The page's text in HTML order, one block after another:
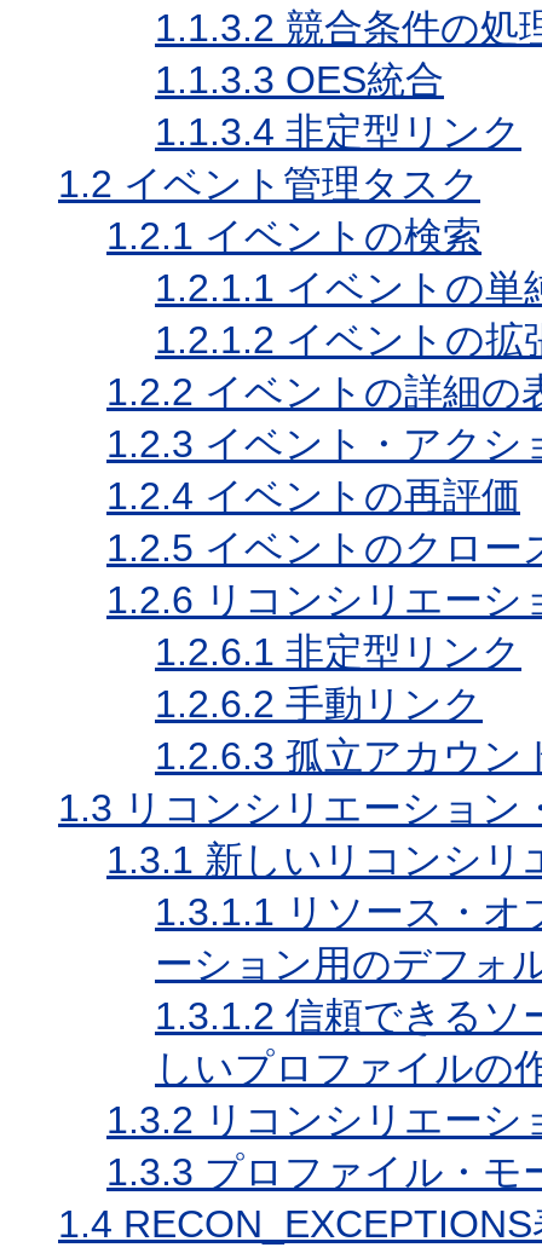
1.1.3.2 競合条件の処
1.1.3.3 OES統合
1.1.3.4 非定型リンク
1.2 イベント管理タスク
1.2.1 イベントの検索
1.2.1.1 イベントの単
1.2.1.2 イベントの拡
1.2.2 イベントの詳細の
1.2.3 イベント・アクシ
1.2.4 イベントの再評価
1.2.5 イベントのクロー
1.2.6 リコンシリエー
1.2.6.1 非定型リンク
1.2.6.2 手動リンク
1.2.6.3 孤立アカウン
1.3 リコンシリエーショ
1.3.1 新しいリコンシリ
1.3.1.1 リソース・
ーション用のデフォ
1.3.1.2 信頼できるソ
しいプロファイルの
1.3.2 リコンシリエー
1.3.3 プロファイル・モ
1.4